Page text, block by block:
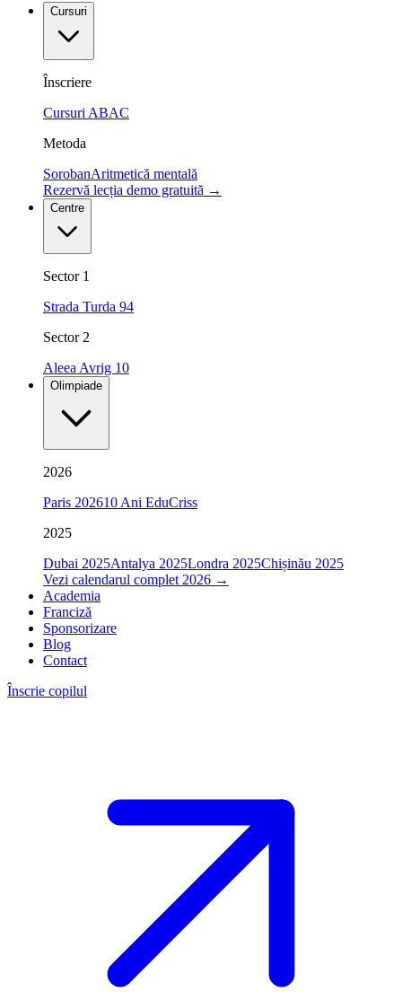
Cursuri
Înscriere
Cursuri ABAC
Metoda
SorobanAritmetică mentală
Rezervă lecția demo gratuită →
Centre
Sector 1
Strada Turda 94
Sector 2
Aleea Avrig 10
Olimpiade
2026
Paris 202610 Ani EduCriss
2025
Dubai 2025Antalya 2025Londra 2025Chișinău 2025
Vezi calendarul complet 2026 →
Academia
Franciză
Sponsorizare
Blog
Contact
Înscrie copilul